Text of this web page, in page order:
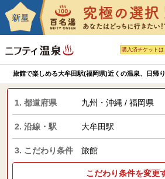
購入済チケットは
旅館で楽しめる大牟田駅(福岡県)近くの温泉、日帰
1. 都道府県 九州・沖縄 / 福岡県
2. 沿線・駅 大牟田駅
3. こだわり条件 旅館
こだわり条件を変更